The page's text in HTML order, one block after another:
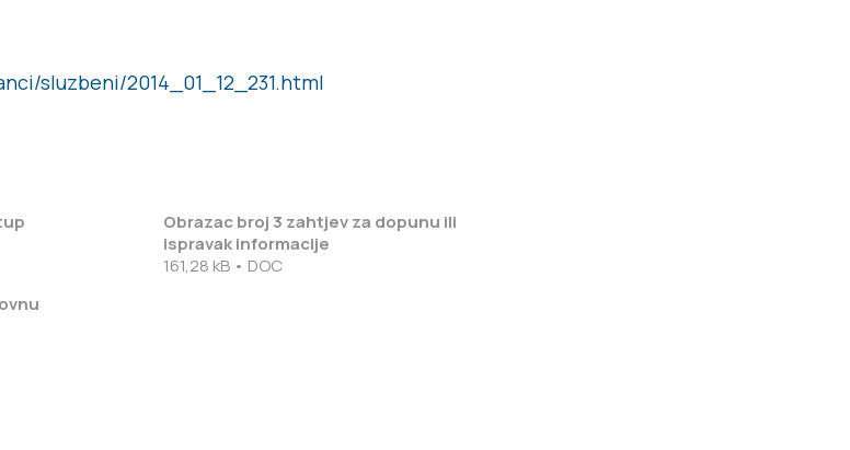
sluzbeni/2014_01_12_231.html
Obrazac broj 3 zahtjev za dopunu ili
ispravak informacije
161,28 kB • DOC